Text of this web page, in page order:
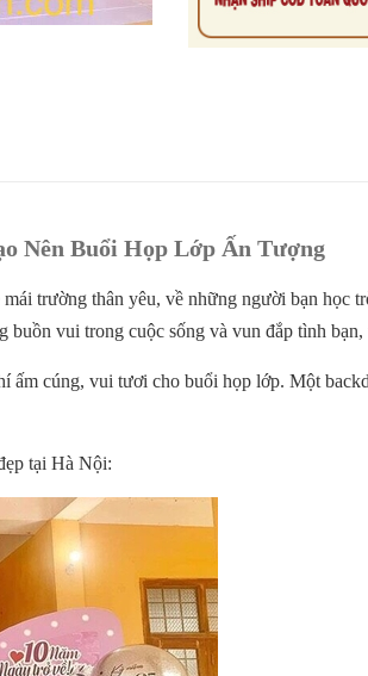
Nên Buổi Họp Lớp Ấn Tượng
trường thân yêu, về những người bạn
vui trong cuộc sống và vun đắp tình
ấm cúng, vui tươi cho buổi họp lớp. Một
tại Hà Nội: